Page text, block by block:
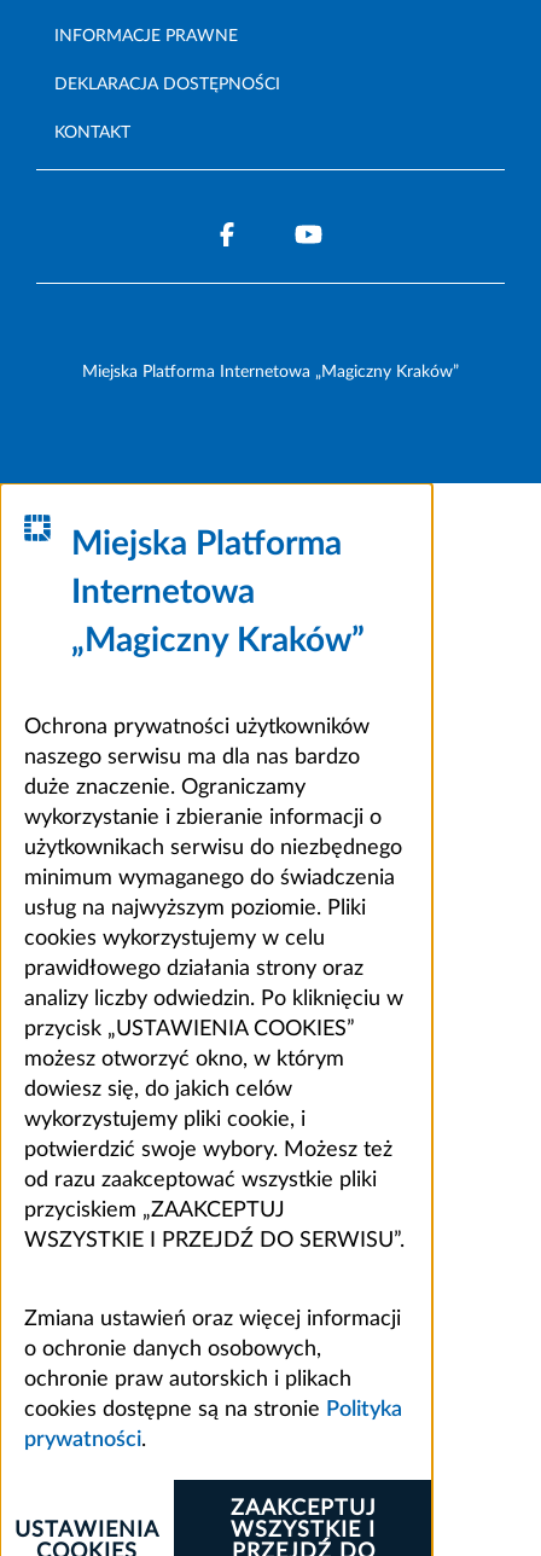
INFORMACJE PRAWNE
DEKLARACJA DOSTĘPNOŚCI
KONTAKT
Miejska Platforma Internetowa „Magiczny Kraków”
Miejska Platforma
Internetowa
„Magiczny Kraków”
Ochrona prywatności użytkowników
naszego serwisu ma dla nas bardzo
duże znaczenie. Ograniczamy
wykorzystanie i zbieranie informacji o
użytkownikach serwisu do niezbędnego
minimum wymaganego do świadczenia
usług na najwyższym poziomie. Pliki
cookies wykorzystujemy w celu
prawidłowego działania strony oraz
analizy liczby odwiedzin. Po kliknięciu w
przycisk „USTAWIENIA COOKIES”
możesz otworzyć okno, w którym
dowiesz się, do jakich celów
wykorzystujemy pliki cookie, i
potwierdzić swoje wybory. Możesz też
od razu zaakceptować wszystkie pliki
przyciskiem „ZAAKCEPTUJ
WSZYSTKIE I PRZEJDŹ DO SERWISU”.
Zmiana ustawień oraz więcej informacji
o ochronie danych osobowych,
ochronie praw autorskich i plikach
cookies dostępne są na stronie Polityka
prywatności.
ZAAKCEPTUJ
WSZYSTKIE I
USTAWIENIA